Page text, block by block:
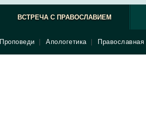
ВСТРЕЧА С ПРАВОСЛАВИЕМ
Проповеди Апологетика Православная